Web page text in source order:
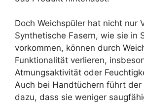
Doch Weichspüler hat nicht nur
Synthetische Fasern, wie sie in
vorkommen, können durch
Funktionalität verlieren,
Atmungsaktivität oder
Auch bei Handtüchern führt der
dazu, dass sie weniger